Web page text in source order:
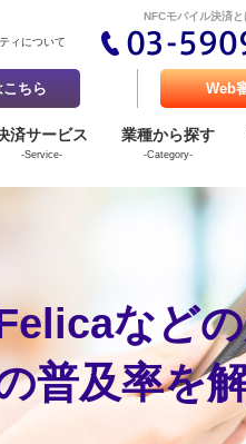
NFCモバイル決済
済サービス
-Service-
業種から探す
-Category-
ィについて
ちら Web
など
普及率を